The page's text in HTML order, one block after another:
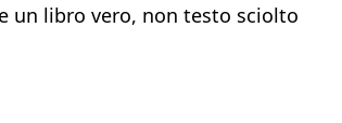
un libro vero, non testo sciolto